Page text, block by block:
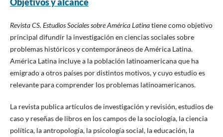
Revista CS. Estudios Sociales sobre América Latinatiene como objetivo
principal difundir la investigación en ciencias sociales sobre
problemas históricos y contemporáneos de América Latina.
América Latina incluye a la población latinoamericana que ha
emigrado a otros países por distintos motivos, y cuyo estudio es
relevante para comprender los problemas latinoamericanos.
La revista publica artículos de investigación y revisión, estudios de
caso y reseñas de libros en los campos de la sociología, la ciencia
política, la antropología, la psicología social, la educación, la